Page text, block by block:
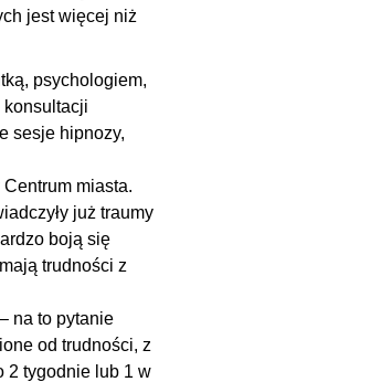
jest więcej niż
psychologiem,
konsultacji
sesje hipnozy,
miasta.
już traumy
boją się
trudności z
na to pytanie
od trudności, z
2 tygodnie lub 1 w